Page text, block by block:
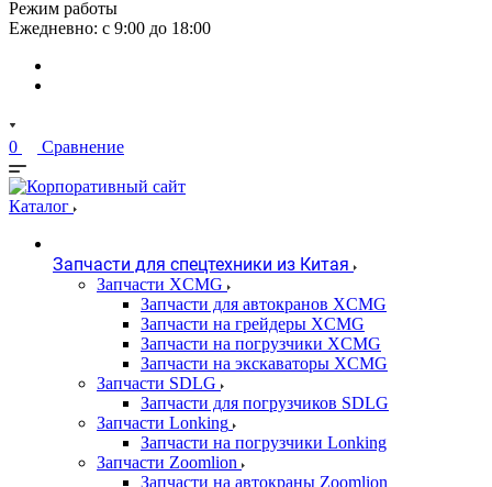
Режим работы
Ежедневно: с 9:00 до 18:00
0 Сравнение
Каталог
Запчасти для спецтехники из Китая
Запчасти XCMG
Запчасти для автокранов XCMG
Запчасти на грейдеры XCMG
Запчасти на погрузчики XCMG
Запчасти на экскаваторы XCMG
Запчасти SDLG
Запчасти для погрузчиков SDLG
Запчасти Lonking
Запчасти на погрузчики Lonking
Запчасти Zoomlion
Запчасти на автокраны Zoomlion